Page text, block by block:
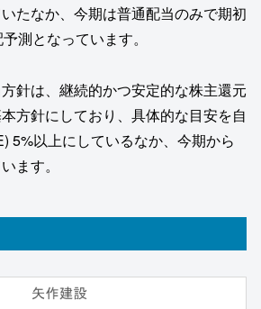
たなか、今期は普通配当のみで期初
測となっています。
針は、継続的かつ安定的な株主還元
方針にしており、具体的な目安を自
5%以上にしているなか、今期から
ます。